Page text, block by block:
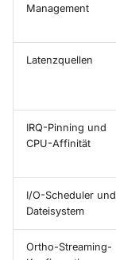
Management
Latenzquellen
IRQ-Pinning und
CPU-Affinität
I/O-Scheduler und
Dateisystem
Ortho-Streaming-